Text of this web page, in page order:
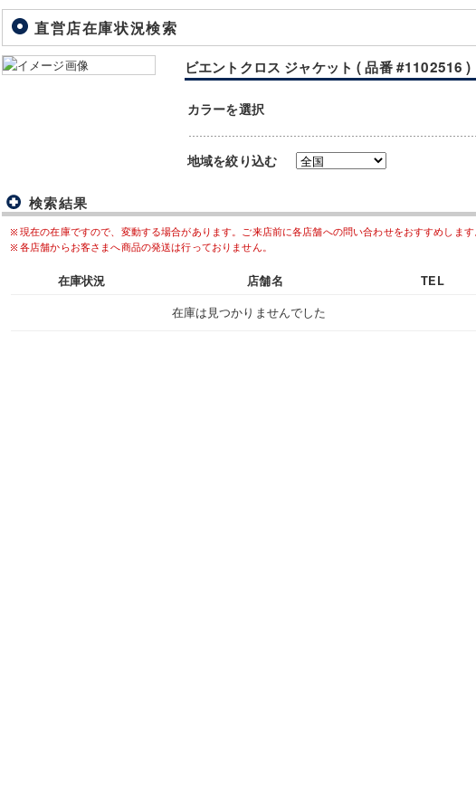
直営店在庫状況検索
ビエントクロス ジャケット ( 品番 #1102516 )
カラーを選択
地域を絞り込む
検索結果
現在の在庫ですので、変動する場合があります。ご来店前に各店舗への問い合わせをおすすめしま
各店舗からお客さまへ商品の発送は行っておりません。
在庫状況 店舗名 TEL
在庫は見つかりませんでした